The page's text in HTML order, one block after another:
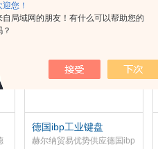
迎您！
自局域网的朋友！有什么可以帮助您的
？
德国ibp工业键盘
赫尔纳贸易优势供应德国ibp